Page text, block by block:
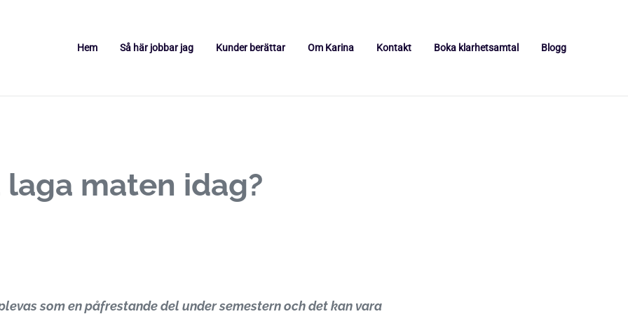
Hem Så här jobbar jag Kunder berättar Om Karina Kontakt Boka klarhetsamtal Blogg
laga maten idag?
som en påfrestande del under semestern och det kan vara